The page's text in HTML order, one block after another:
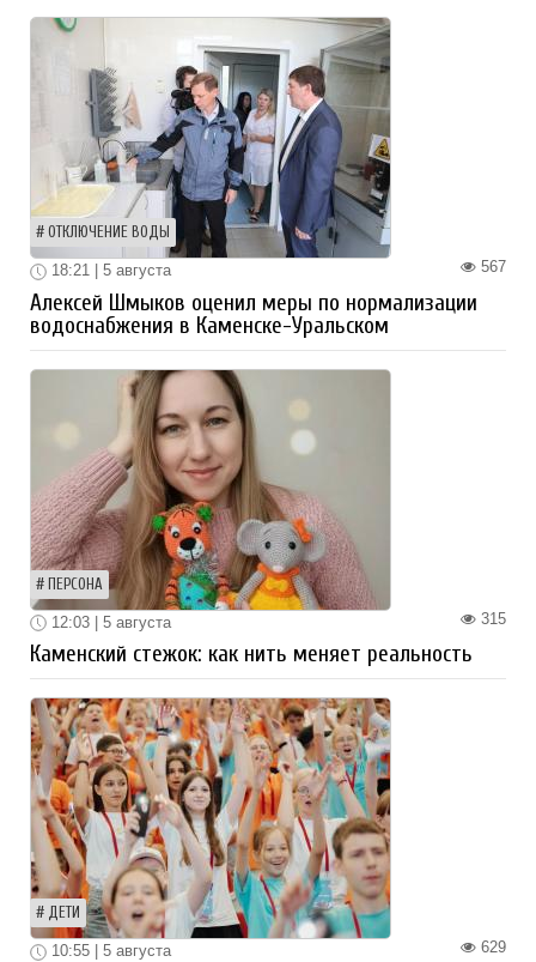
ОТКЛЮЧЕНИЕ ВОДЫ
567
18:21 | 5 августа
Алексей Шмыков оценил меры по нормализации
водоснабжения в Каменске-Уральском
ПЕРСОНА
315
12:03 | 5 августа
Каменский стежок: как нить меняет реальность
ДЕТИ
629
10:55 | 5 августа